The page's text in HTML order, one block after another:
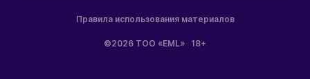
©2026 ТОО «EML» 18+
Правила использования материалов